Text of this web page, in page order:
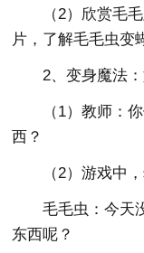
（2）欣赏毛
片，了解毛毛虫变
2、变身魔法
（1）教师：
西？
（2）游戏中
毛毛虫：今天
东西呢？